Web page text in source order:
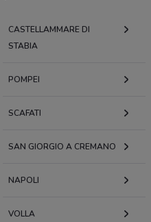
CASTELLAMMARE DI
STABIA
POMPEI
SCAFATI
SAN GIORGIO A CREMANO
NAPOLI
VOLLA